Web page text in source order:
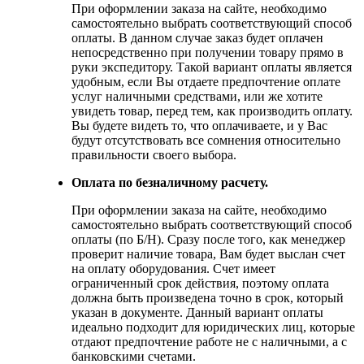
При оформлении заказа на сайте, необходимо
самостоятельно выбрать соответствующий способ
оплаты. В данном случае заказ будет оплачен
непосредственно при получении товару прямо в
руки экспедитору. Такой вариант оплаты является
удобным, если Вы отдаете предпочтение оплате
услуг наличными средствами, или же хотите
увидеть товар, перед тем, как производить оплату.
Вы будете видеть то, что оплачиваете, и у Вас
будут отсутствовать все сомнения относительно
правильности своего выбора.
Оплата по безналичному расчету.
При оформлении заказа на сайте, необходимо
самостоятельно выбрать соответствующий способ
оплаты (по Б/Н). Сразу после того, как менеджер
проверит наличие товара, Вам будет выслан счет
на оплату оборудования. Счет имеет
ограниченный срок действия, поэтому оплата
должна быть произведена точно в срок, который
указан в документе. Данный вариант оплаты
идеально подходит для юридических лиц, которые
отдают предпочтение работе не с наличными, а с
банковскими счетами.